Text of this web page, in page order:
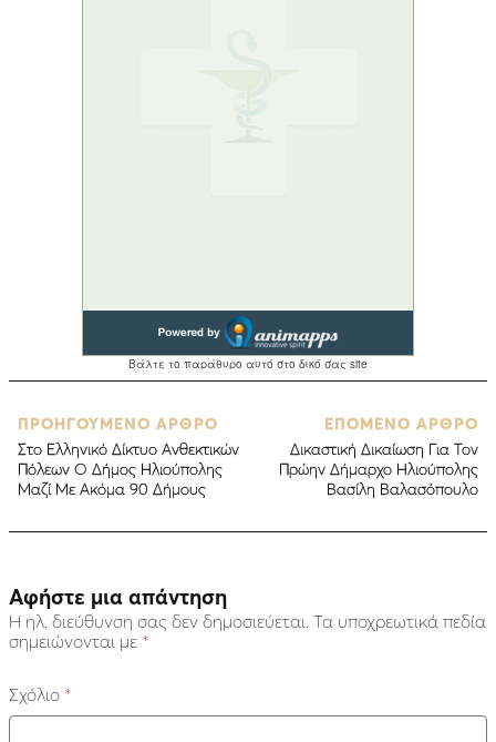
ΠΡΟΗΓΟΥΜΕΝΟ ΑΡΘΡΟ
Στο Ελληνικό Δίκτυο Ανθεκτικών
Πόλεων Ο Δήμος Ηλιούπολης
Μαζί Με Ακόμα 90 Δήμους
ΕΠΟΜΕΝΟ ΑΡΘΡΟ
Δικαστική Δικαίωση Για Τον
Πρώην Δήμαρχο Ηλιούπολης
Βασίλη Βαλασόπουλο
Αφήστε μια απάντηση
Η ηλ. διεύθυνση σας δεν δημοσιεύεται. Τα υποχρεωτικά πεδία
σημειώνονται με *
Σχόλιο *